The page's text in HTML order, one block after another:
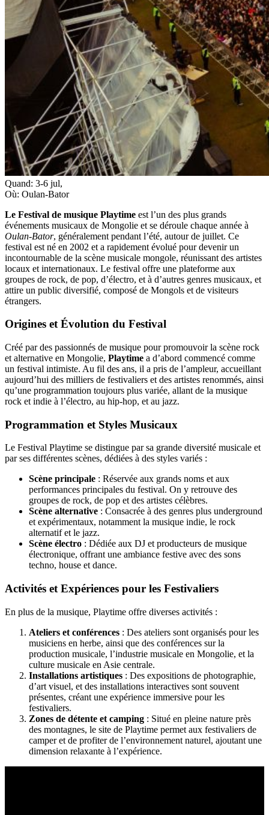
Quand: 3-6 jul,
Où: Oulan-Bator
Le Festival de musique Playtime est l’un des plus grands
événements musicaux de Mongolie et se déroule chaque année à
Oulan-Bator, généralement pendant l’été, autour de juillet. Ce
festival est né en 2002 et a rapidement évolué pour devenir un
incontournable de la scène musicale mongole, réunissant des artistes
locaux et internationaux. Le festival offre une plateforme aux
groupes de rock, de pop, d’électro, et à d’autres genres musicaux, et
attire un public diversifié, composé de Mongols et de visiteurs
étrangers.
Origines et Évolution du Festival
Créé par des passionnés de musique pour promouvoir la scène rock
et alternative en Mongolie, Playtime a d’abord commencé comme
un festival intimiste. Au fil des ans, il a pris de l’ampleur, accueillant
aujourd’hui des milliers de festivaliers et des artistes renommés, ainsi
qu’une programmation toujours plus variée, allant de la musique
rock et indie à l’électro, au hip-hop, et au jazz.
Programmation et Styles Musicaux
Le Festival Playtime se distingue par sa grande diversité musicale et
par ses différentes scènes, dédiées à des styles variés :
Scène principale : Réservée aux grands noms et aux
performances principales du festival. On y retrouve des
groupes de rock, de pop et des artistes célèbres.
Scène alternative : Consacrée à des genres plus underground
et expérimentaux, notamment la musique indie, le rock
alternatif et le jazz.
Scène électro : Dédiée aux DJ et producteurs de musique
électronique, offrant une ambiance festive avec des sons
techno, house et dance.
Activités et Expériences pour les Festivaliers
En plus de la musique, Playtime offre diverses activités :
Ateliers et conférences : Des ateliers sont organisés pour les
musiciens en herbe, ainsi que des conférences sur la
production musicale, l’industrie musicale en Mongolie, et la
culture musicale en Asie centrale.
Installations artistiques : Des expositions de photographie,
d’art visuel, et des installations interactives sont souvent
présentes, créant une expérience immersive pour les
festivaliers.
Zones de détente et camping : Situé en pleine nature près
des montagnes, le site de Playtime permet aux festivaliers de
camper et de profiter de l’environnement naturel, ajoutant une
dimension relaxante à l’expérience.